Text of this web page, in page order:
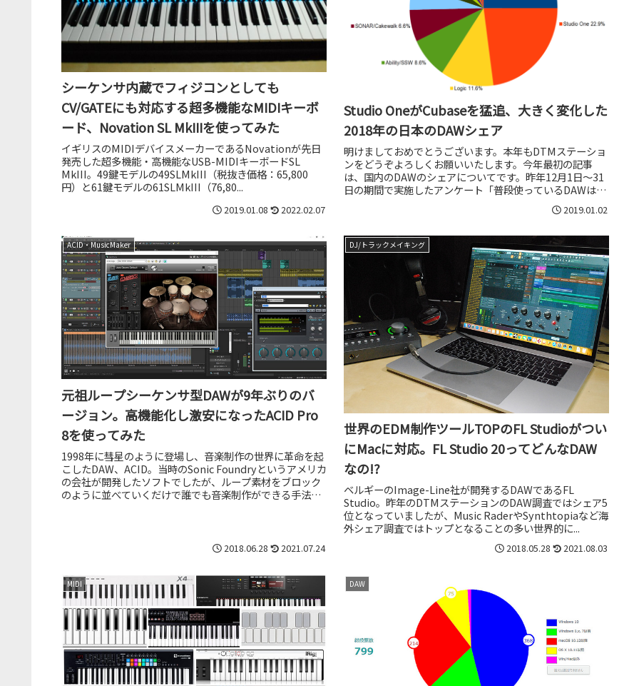
シーケンサ内蔵でフィジコンとしても
CV/GATEにも対応する超多機能なMIDIキーボ
ード、Novation SL MkIIIを使ってみた
イギリスのMIDIデバイスメーカーであるNovationが先日
発売した超多機能・高機能なUSB-MIDIキーボードSL
MkIII。49鍵モデルの49SLMkIII（税抜き価格：65,800
円）と61鍵モデルの61SLMkIII（76,80...
2019.01.08 2022.02.07
Studio OneがCubaseを猛追、大きく変化した
2018年の日本のDAWシェア
明けましておめでとうございます。本年もDTMステーショ
ンをどうぞよろしくお願いいたします。今年最初の記事
は、国内のDAWのシェアについてです。昨年12月1日～31
日の期間で実施したアンケート「普段使っているDAWは
2019.01.02
ACID・MusicMaker
元祖ループシーケンサ型DAWが9年ぶりのバ
ージョン。高機能化し激安になったACID Pro
8を使ってみた
1998年に彗星のように登場し、音楽制作の世界に革命を起
こしたDAW、ACID。当時のSonic Foundryというアメリカ
の会社が開発したソフトでしたが、ループ素材をブロック
のように並べていくだけで誰でも音楽制作ができる手法を
2018.06.28 2021.07.24
DJ/トラックメイキング
世界のEDM制作ツールTOPのFL Studioがつい
にMacに対応。FL Studio 20ってどんなDAW
なの!?
ベルギーのImage-Line社が開発するDAWであるFL
Studio。昨年のDTMステーションのDAW調査ではシェア5
位となっていましたが、Music RaderやSynthtopiaなど海
外シェア調査ではトップとなることの多い世界的に...
2018.05.28 2021.08.03
MIDI DAW